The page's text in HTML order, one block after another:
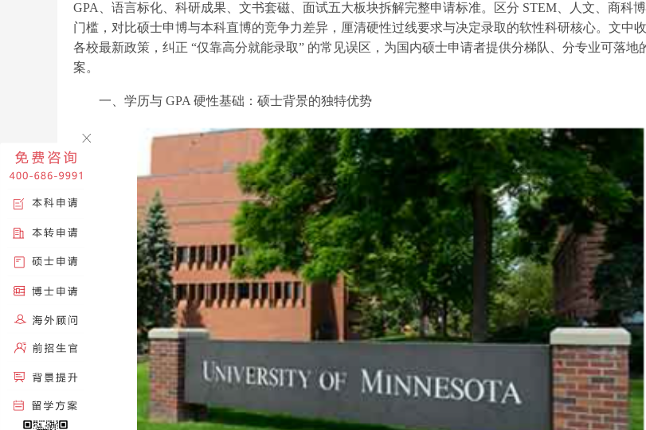
留学工具： GPA计算器 留学评估 智能诊断
GPA、语言标化、科研成果、文书套磁、面试五大板块拆解完整申请标准。区分 STEM、人文、商科
门槛，对比硕士申博与本科直博的竞争力差异，厘清硬性过线要求与决定录取的软性科研核心。文中
各校最新政策，纠正 “仅靠高分就能录取” 的常见误区，为国内硕士申请者提供分梯队、分专业可落地
案。
一、学历与 GPA 硬性基础：硕士背景的独特优势